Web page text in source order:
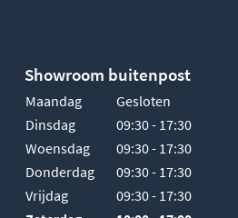
Showroom buitenpost
Maandag
Gesloten
Dinsdag
09:30 - 17:30
Woensdag
09:30 - 17:30
Donderdag
09:30 - 17:30
Vrijdag
09:30 - 17:30